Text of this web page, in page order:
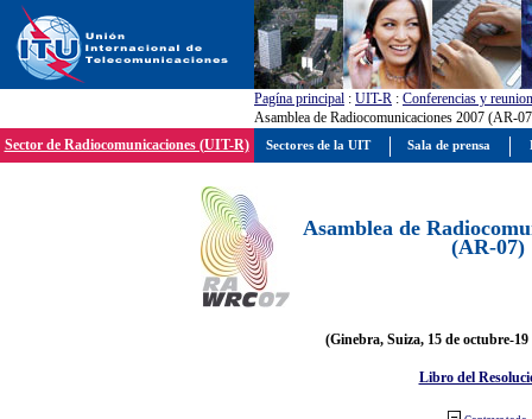
Pagína principal : UIT-R : Conferencias y
Asamblea de Radiocomunicaciones 2007 (AR-
Sector de Radiocomunicaciones (UIT-R)
Asamblea de
(AR-07)
(Ginebra, Suiza, 15 de octubre-19
Libro del
Sectores de la UIT Sala de prensa